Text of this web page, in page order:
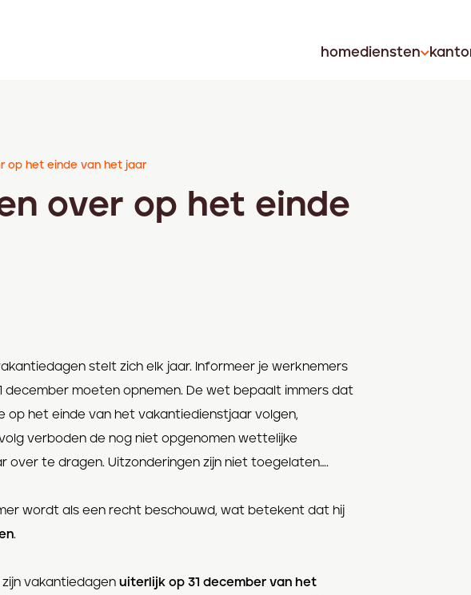
homediensten
op het einde van het jaar
over op het einde
stelt zich elk jaar. Informeer je werknemers
december moeten opnemen. De wet bepaalt immers dat
op het einde van het vakantiedienstjaar volgen,
verboden de nog niet opgenomen wettelijke
over te dragen. Uitzonderingen zijn niet toegelaten….
wordt als een recht beschouwd, wat betekent dat hij
.
vakantiedagen uiterlijk op 31 december van het